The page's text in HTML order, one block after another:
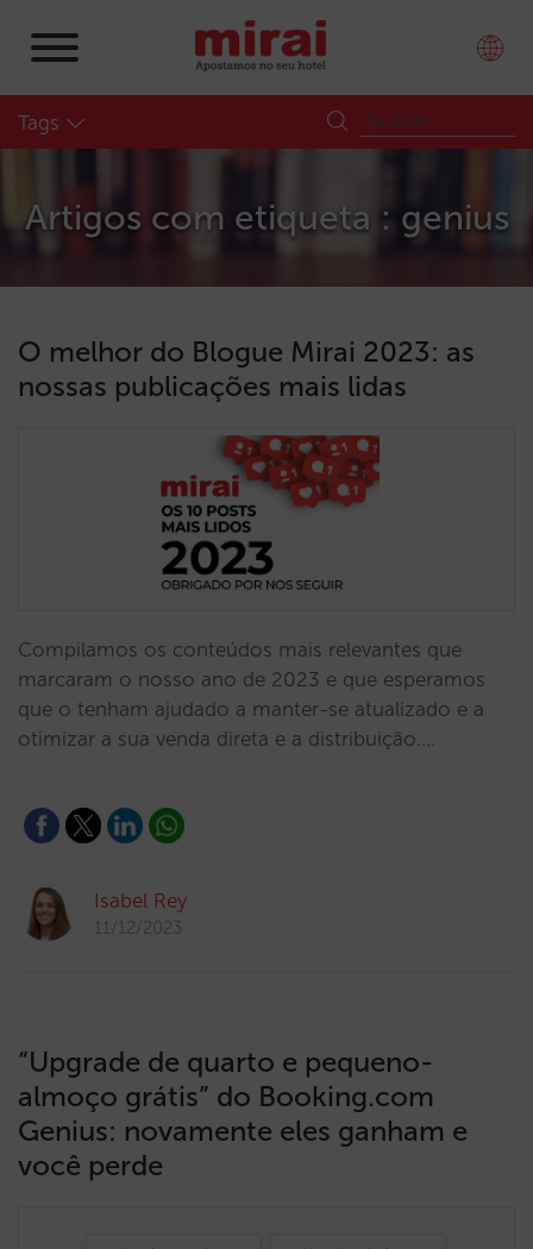
Tags
Artigos com etiqueta : genius
O melhor do Blogue Mirai 2023: as
nossas publicações mais lidas
Compilamos os conteúdos mais relevantes que
marcaram o nosso ano de 2023 e que esperamos
que o tenham ajudado a manter-se atualizado e a
otimizar a sua venda direta e a distribuição.…
Isabel Rey
11/12/2023
“Upgrade de quarto e pequeno-
almoço grátis” do Booking.com
Genius: novamente eles ganham e
você perde